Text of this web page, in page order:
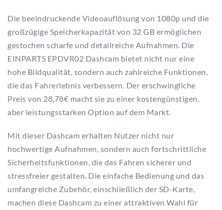
Die beeindruckende Videoauflösung von 1080p und die
großzügige Speicherkapazität von 32 GB ermöglichen
gestochen scharfe und detailreiche Aufnahmen. Die
EINPARTS EPDVR02 Dashcam bietet nicht nur eine
hohe Bildqualität, sondern auch zahlreiche Funktionen,
die das Fahrerlebnis verbessern. Der erschwingliche
Preis von 28,78€ macht sie zu einer kostengünstigen,
aber leistungsstarken Option auf dem Markt.
Mit dieser Dashcam erhalten Nutzer nicht nur
hochwertige Aufnahmen, sondern auch fortschrittliche
Sicherheitsfunktionen, die das Fahren sicherer und
stressfreier gestalten. Die einfache Bedienung und das
umfangreiche Zubehör, einschließlich der SD-Karte,
machen diese Dashcam zu einer attraktiven Wahl für